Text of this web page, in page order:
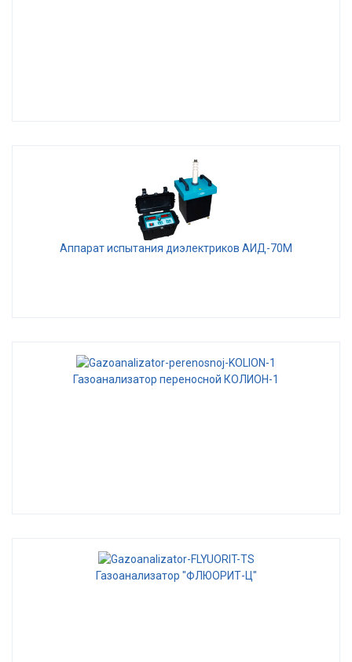
Аппарат испытания диэлектриков АИД-70М
Газоанализатор переносной КОЛИОН-1
Газоанализатор "ФЛЮОРИТ-Ц"